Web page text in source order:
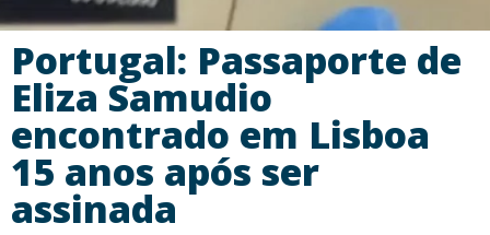
Portugal: Passaporte de
Eliza Samudio
encontrado em Lisboa
15 anos após ser
assinada